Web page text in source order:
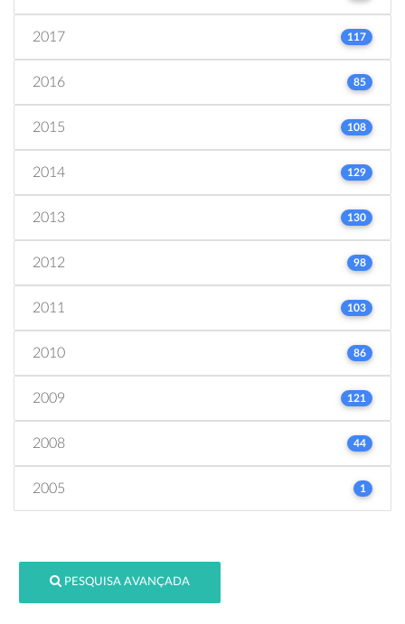
2017 117
2016 85
2015 108
2014 129
2013 130
2012 98
2011 103
2010 86
2009 121
2008 44
2005 1
PESQUISA AVANÇADA